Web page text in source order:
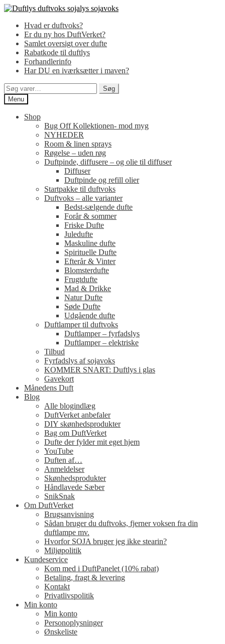
Spring
navigation
Spring
indholdHvad er duftvoks?
Er du ny hos DuftVerket?
Samlet oversigt over dufte
Rabatkode til duftlys
Forhandlerinfo
Har DU en iværksætter i maven?
Søg
efter:
Søg
Menu
Shop
Bug Off Kollektionen- mod myg
NYHEDER
Room & linen sprays
Røgelse – uden røg
Duftpinde, diffusere – og olie til diffuser
Diffuser
Duftpinde og refill olier
Startpakke til duftvoks
Duftvoks – alle varianter
Bedst-sælgende dufte
Forår & sommer
Friske Dufte
Juledufte
Maskuline dufte
Spirituelle Dufte
Efterår & Vinter
Blomsterdufte
Frugtdufte
Mad & Drikke
Natur Dufte
Søde Dufte
Udgående dufte
Duftlamper til duftvoks
Duftlamper – fyrfadslys
Duftlamper – elektriske
Tilbud
Fyrfadslys af sojavoks
KOMMER SNART: Duftlys i glas
Gavekort
Månedens Duft
Blog
Alle blogindlæg
DuftVerket anbefaler
DIY skønhedsprodukter
Bag om DuftVerket
Dufte der fylder mit eget hjem
YouTube
Duften af…
Anmeldelser
Skønhedsprodukter
Håndlavede Sæber
SnikSnak
Om DuftVerket
Brugsanvisning
Sådan bruger du duftvoks, fjerner voksen fra din
duftlampe mv.
Hvorfor SOJA bruger jeg ikke stearin?
Miljøpolitik
Kundeservice
Kom med i DuftPanelet (10% rabat)
Betaling, fragt & levering
Kontakt
Privatlivspolitik
Min konto
Min konto
Personoplysninger
Ønskeliste